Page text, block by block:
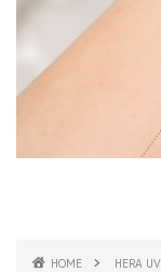
HOME HERA